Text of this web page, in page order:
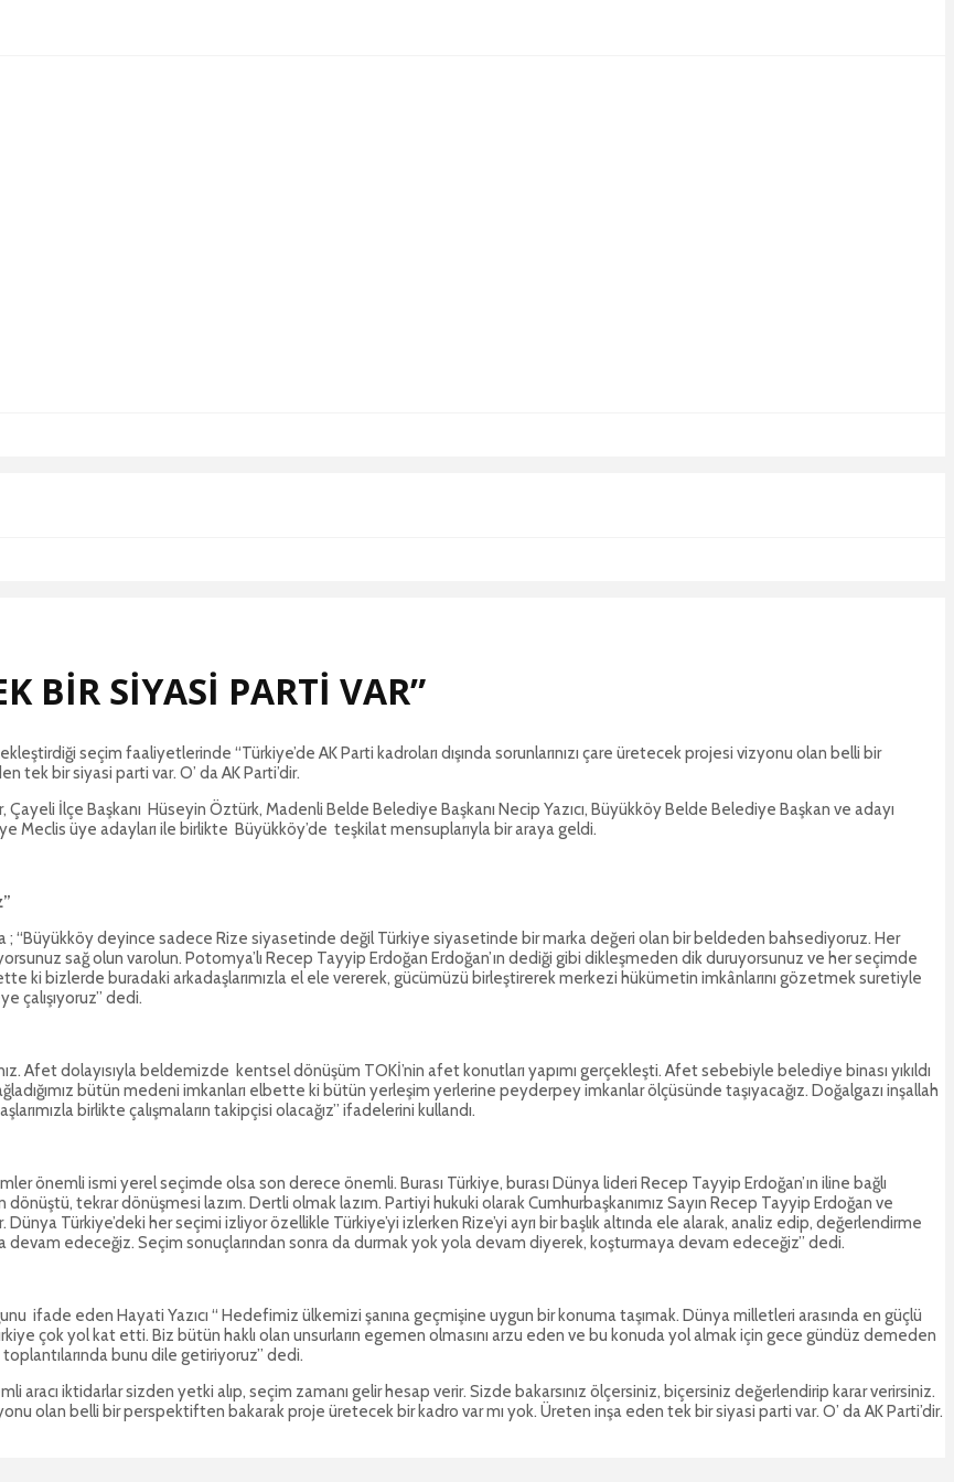
BİR SİYASİ PARTİ VAR”
seçim faaliyetlerinde “Türkiye’de AK Parti kadroları dışında sorunlarınızı çare üretecek projesi vizyonu olan belli bir
bir siyasi parti var. O’ da AK Parti’dir.
Çayeli İlçe Başkanı Hüseyin Öztürk, Madenli Belde Belediye Başkanı Necip Yazıcı, Büyükköy Belde Belediye Başkan ve adayı
Meclis üye adayları ile birlikte Büyükköy’de teşkilat mensuplarıyla bir araya geldi.
; “Büyükköy deyince sadece Rize siyasetinde değil Türkiye siyasetinde bir marka değeri olan bir beldeden bahsediyoruz. Her
sağ olun varolun. Potomya’lı Recep Tayyip Erdoğan Erdoğan’ın dediği gibi dikleşmeden dik duruyorsunuz ve her seçimde
ki bizlerde buradaki arkadaşlarımızla el ele vererek, gücümüzü birleştirerek merkezi hükümetin imkânlarını gözetmek suretiyle
çalışıyoruz” dedi.
Afet dolayısıyla beldemizde kentsel dönüşüm TOKİ’nin afet konutları yapımı gerçekleşti. Afet sebebiyle belediye binası yıkıldı
bütün medeni imkanları elbette ki bütün yerleşim yerlerine peyderpey imkanlar ölçüsünde taşıyacağız. Doğalgazı inşallah
birlikte çalışmaların takipçisi olacağız” ifadelerini kullandı.
önemli ismi yerel seçimde olsa son derece önemli. Burası Türkiye, burası Dünya lideri Recep Tayyip Erdoğan’ın iline bağlı
tekrar dönüşmesi lazım. Dertli olmak lazım. Partiyi hukuki olarak Cumhurbaşkanımız Sayın Recep Tayyip Erdoğan ve
Türkiye’deki her seçimi izliyor özellikle Türkiye’yi izlerken Rize’yi ayrı bir başlık altında ele alarak, analiz edip, değerlendirme
devam edeceğiz. Seçim sonuçlarından sonra da durmak yok yola devam diyerek, koşturmaya devam edeceğiz” dedi.
ifade eden Hayati Yazıcı “ Hedefimiz ülkemizi şanına geçmişine uygun bir konuma taşımak. Dünya milletleri arasında en güçlü
çok yol kat etti. Biz bütün haklı olan unsurların egemen olmasını arzu eden ve bu konuda yol almak için gece gündüz demeden
bunu dile getiriyoruz” dedi.
aracı iktidarlar sizden yetki alıp, seçim zamanı gelir hesap verir. Sizde bakarsınız ölçersiniz, biçersiniz değerlendirip karar verirsiniz.
olan belli bir perspektiften bakarak proje üretecek bir kadro var mı yok. Üreten inşa eden tek bir siyasi parti var. O’ da AK Parti’dir.